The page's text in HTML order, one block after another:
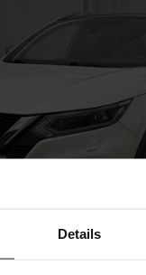
Details